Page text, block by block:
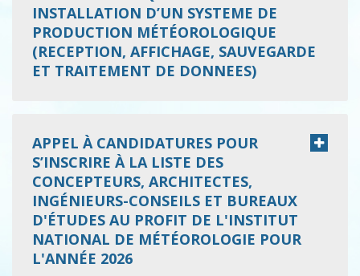
INSTALLATION D’UN SYSTEME DE
PRODUCTION MÉTÉOROLOGIQUE
(RECEPTION, AFFICHAGE, SAUVEGARDE
ET TRAITEMENT DE DONNEES)
APPEL À CANDIDATURES POUR
S’INSCRIRE À LA LISTE DES
CONCEPTEURS, ARCHITECTES,
INGÉNIEURS-CONSEILS ET BUREAUX
D'ÉTUDES AU PROFIT DE L'INSTITUT
NATIONAL DE MÉTÉOROLOGIE POUR
L'ANNÉE 2026